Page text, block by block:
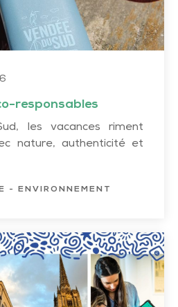
responsables
les vacances riment
nature, authenticité et
- ENVIRONNEMENT